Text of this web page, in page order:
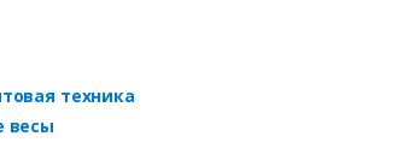
техника
весы